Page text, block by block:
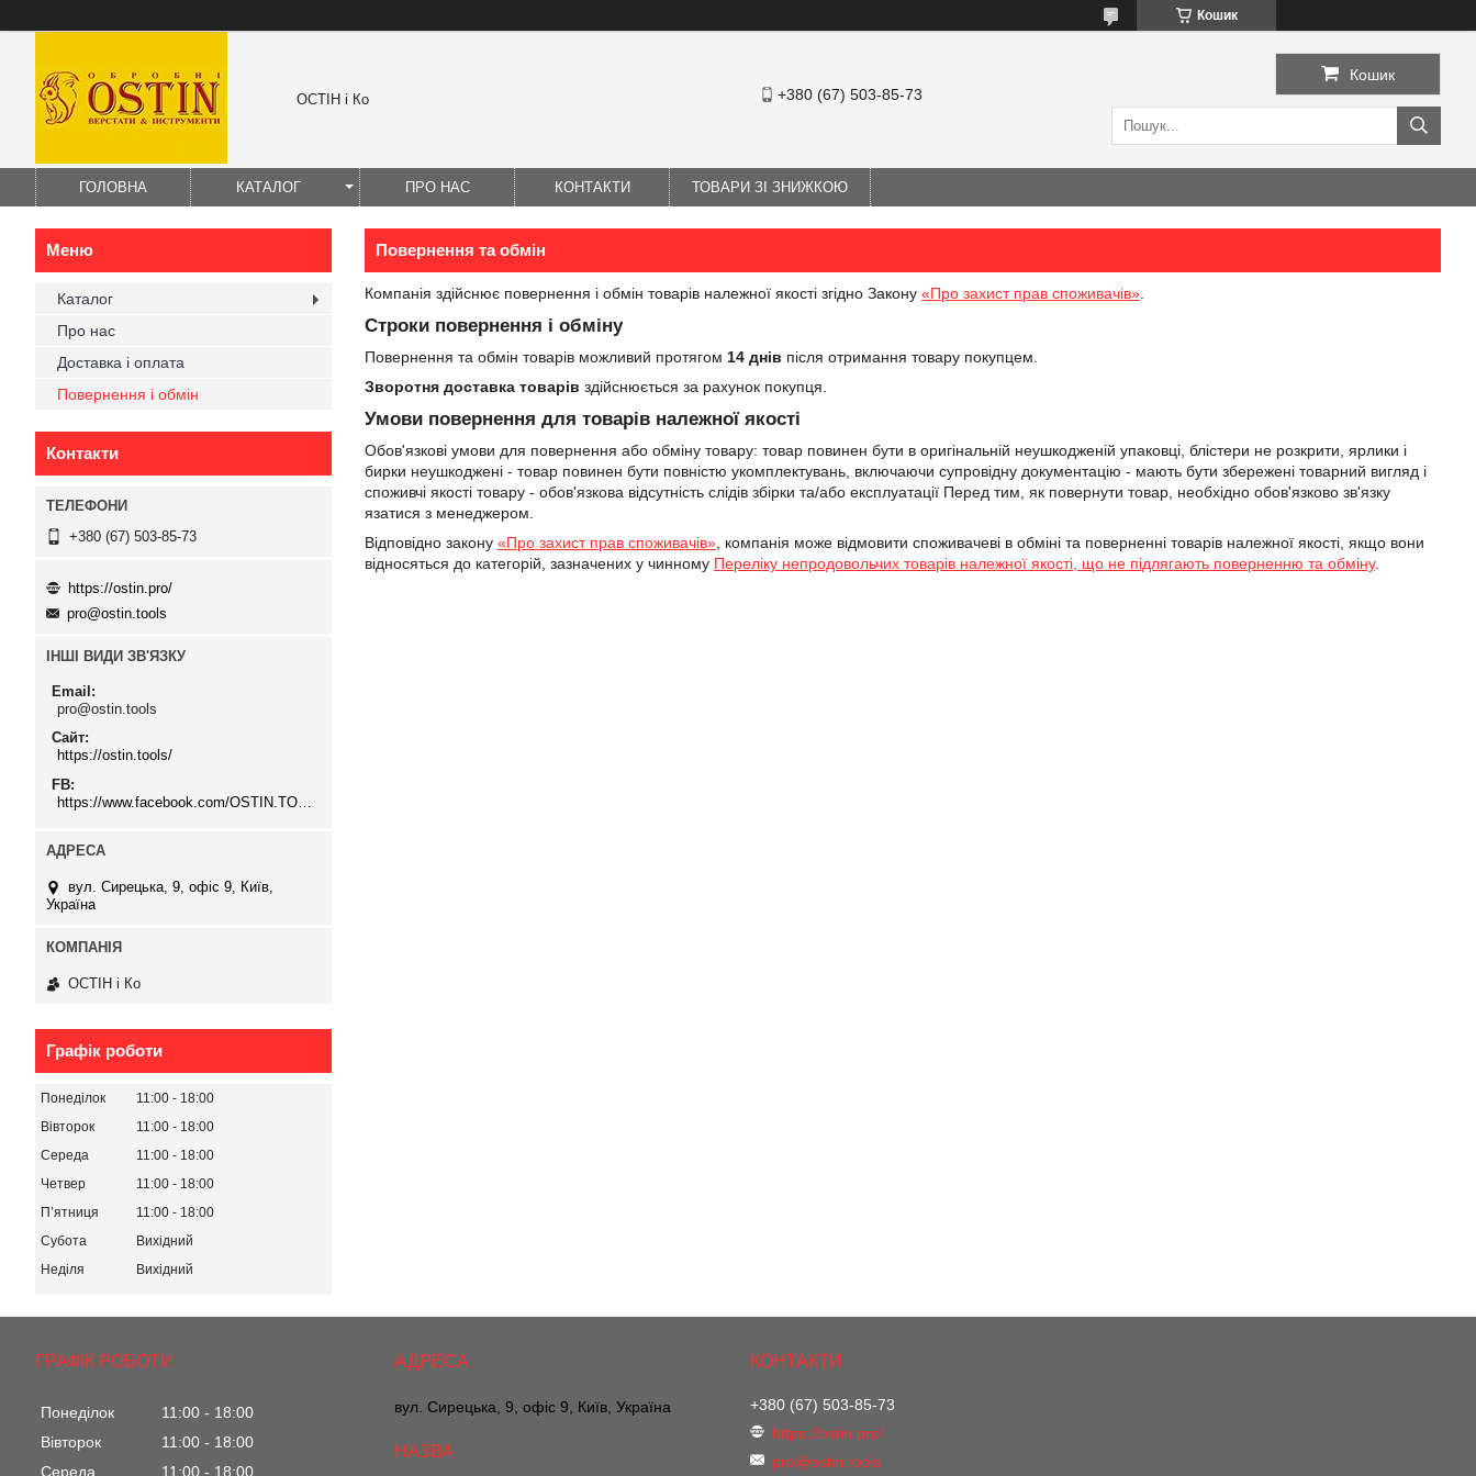
Кошик
ОСТІН і Ко +380 (67) 503-85-73
Кошик
ГОЛОВНА КАТАЛОГ ПРО НАС КОНТАКТИ ТОВАРИ ЗІ ЗНИЖКОЮ
Повернення та обмін
Компанія здійснює повернення і обмін товарів належної якості згідно Закону «Про захист прав споживачів»
Строки повернення і обміну
Повернення та обмін товарів можливий протягом 14 днів після отримання товару покупцем.
Зворотня доставка товарів здійснюється за рахунок покупця.
Умови повернення для товарів належної якості
Обов'язкові умови для повернення або обміну товару: товар повинен бути в оригінальній неушкодженій упаковці, блістери не розкрити, ярлики і
бирки неушкоджені - товар повинен бути повністю укомплектувань, включаючи супровідну документацію - мають бути збережені товарний вигляд і
споживчі якості товару - обов'язкова відсутність слідів збірки та/або експлуатації Перед тим, як повернути товар, необхідно обов'язково зв'язку
язатися з менеджером.
Відповідно закону «Про захист прав споживачів» , компанія може відмовити споживачеві в обміні та поверненні товарів належної якості, якщо вони
відносяться до категорій, зазначених у чинному Переліку непродовольчих товарів належної якості, що не підлягають поверненню та обміну.
Каталог
Про нас
Доставка і оплата
Повернення і обмін
Контакти
+380 (67) 503-85-73
https://ostin.pro/
pro@ostin.tools
ІНШІ ВИДИ ЗВ'ЯЗКУ
Email
pro@ostin.tools
Сайт
https://ostin.tools/
FB
вул. Сирецька, 9, офіс 9, Київ,
Україна
ОСТІН і Ко
Графік роботи
Понеділок 11:00
18:00
Вівторок
11:00
18:00
Середа
11:00
18:00
Четвер
11:00
18:00
Пʼятниця
11:00
18:00
Субота
Вихідний
Неділя
Вихідний
ГРАФІК РОБОТИ
Понеділок 11:00
18:00
Вівторок
11:00
18:00
Середа
11:00 18:00
вул. Сирецька, 9, офіс 9, Київ, Україна
+380 (67) 503-85-73
https://ostin.pro/
pro@ostin.tools